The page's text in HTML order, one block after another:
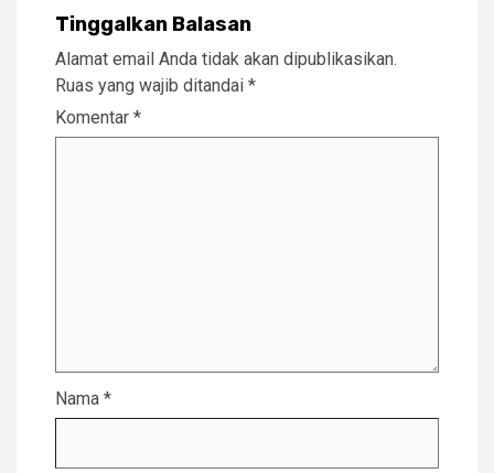
Tinggalkan Balasan
Alamat email Anda tidak akan dipublikasikan.
Ruas yang wajib ditandai *
Komentar *
Nama *